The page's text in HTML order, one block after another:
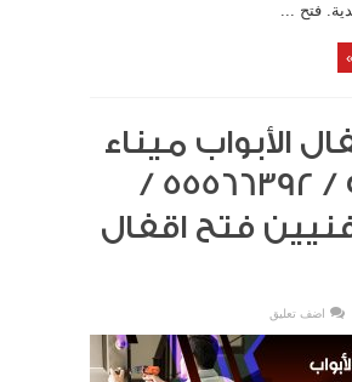
فتح ...
الأبواب ميناء
عبدالله / 55566392 /
فتح اقفال
اضف تعليق